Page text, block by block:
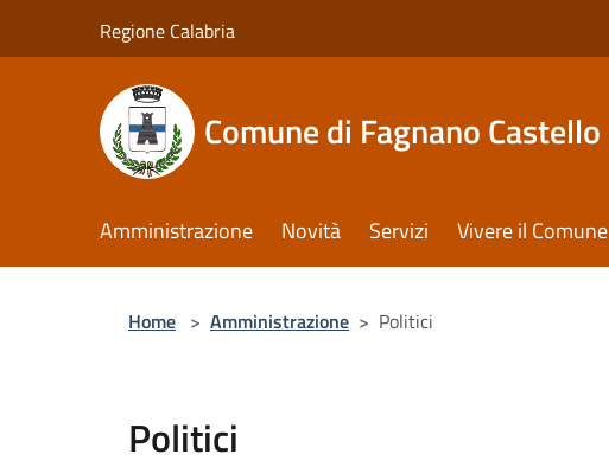
Regione Calabria
Comune di Fagnano Castello
Amministrazione Novità Servizi Vivere il Comune
Home > Amministrazione > Politici
Politici